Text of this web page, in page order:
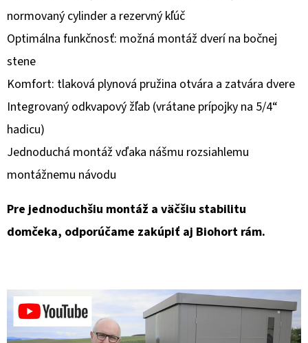
normovaný cylinder a rezervný kľúč
Optimálna funkčnosť: možná montáž dverí na bočnej
stene
Komfort: tlaková plynová pružina otvára a zatvára dvere
Integrovaný odkvapový žľab (vrátane prípojky na 5/4“
hadicu)
Jednoduchá montáž vďaka nášmu rozsiahlemu
montážnemu návodu
Pre jednoduchšiu montáž a väčšiu stabilitu
domčeka, odporúčame zakúpiť aj Biohort rám.